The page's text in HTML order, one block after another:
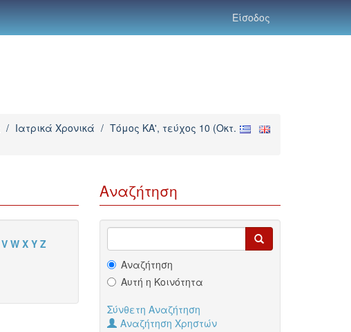
Είσοδος
/ Ιατρικά Χρονικά / Τόμος ΚΑ', τεύχος 10 (Οκτ.
V W X Y Z
Αναζήτηση
Αναζήτηση
Αυτή η Κοινότητα
Σύνθετη Αναζήτηση
Αναζήτηση Χρηστών